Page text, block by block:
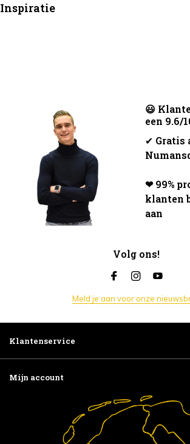
Inspiratie
😃
een 9.6/
✔ Gratis
❤ 99%
klanten
aan
Volg ons!
Meld je aan voor onze
Klantenservice
Mijn account